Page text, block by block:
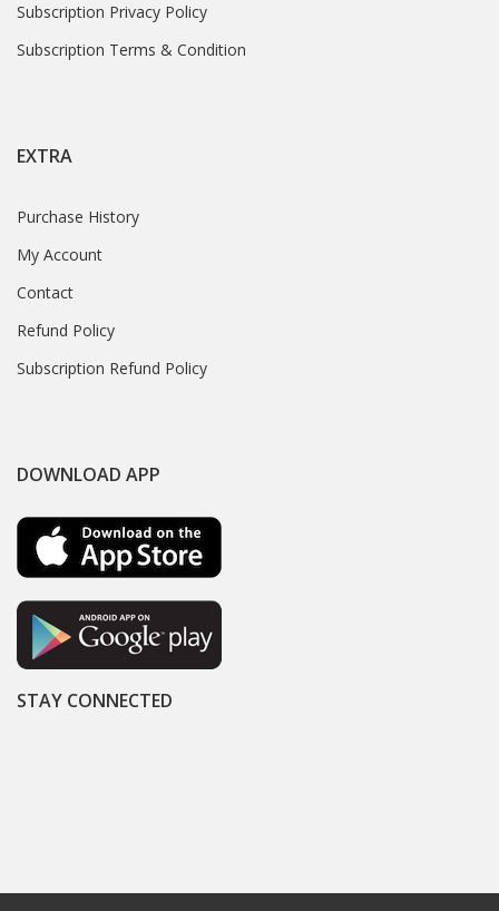
Subscription Privacy Policy
Subscription Terms & Condition
EXTRA
Purchase History
My Account
Contact
Refund Policy
Subscription Refund Policy
DOWNLOAD APP
STAY CONNECTED